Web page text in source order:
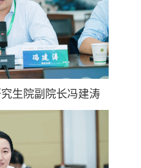
生院副院长冯建涛